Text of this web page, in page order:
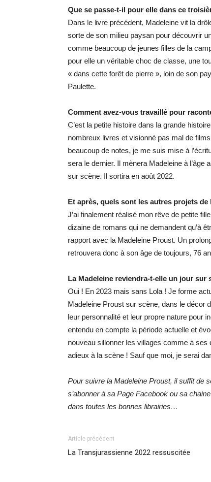
Que se passe-t-il pour elle dans ce
Dans le livre précédent, Madeleine vit la
sorte de son milieu paysan pour découvrir
comme beaucoup de jeunes filles de la
pour elle un véritable choc de classe, une
« dans cette forêt de pierre », loin de son
Paulette.
Comment avez-vous travaillé pour
C’est la petite histoire dans la grande
nombreux livres et visionné pas mal de
beaucoup de notes, je me suis mise à
sera le dernier. Il mènera Madeleine à l’âge
sur scène. Il sortira en août 2022.
Et après, quels sont les autres projets de
J’ai finalement réalisé mon rêve de petite
dizaine de romans qui ne demandent qu’à
rapport avec la Madeleine Proust. Un
retrouvera donc à son âge de toujours, 76
La Madeleine reviendra-t-elle un jour sur
Oui ! En 2023 mais sans Lola ! Je forme
Madeleine Proust sur scène, dans le décor
leur personnalité et leur propre nature pour
entendu en compte la période actuelle et
nouveau sillonner les villages comme à ses
adieux à la scène ! Sauf que moi, je serai
Pour suivre la Madeleine Proust, il suffit de
s’abonner à sa Page Facebook ou sa
dans toutes les bonnes librairies…
Article précédent
La Transjurassienne 2022 ressuscitée